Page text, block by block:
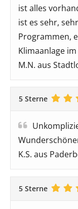
ist alles
ist es sehr,
Programmen,
Klimaanlage
M.N. aus
5 Sterne
K.S. aus
5 Sterne